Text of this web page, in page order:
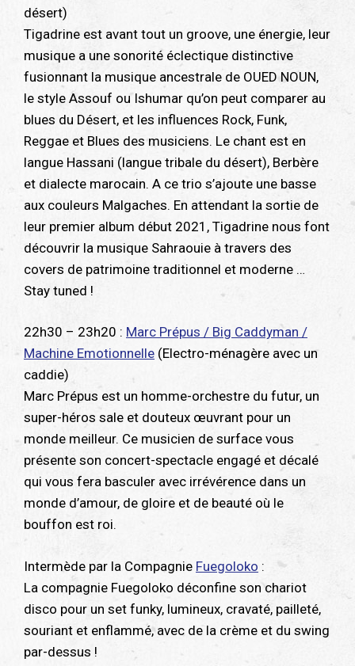
désert)
Tigadrine est avant tout un groove, une énergie, leur
musique a une sonorité éclectique distinctive
fusionnant la musique ancestrale de OUED NOUN,
le style Assouf ou Ishumar qu’on peut comparer au
blues du Désert, et les influences Rock, Funk,
Reggae et Blues des musiciens. Le chant est en
langue Hassani (langue tribale du désert), Berbère
et dialecte marocain. A ce trio s’ajoute une basse
aux couleurs Malgaches. En attendant la sortie de
leur premier album début 2021, Tigadrine nous font
découvrir la musique Sahraouie à travers des
covers de patrimoine traditionnel et moderne …
Stay tuned !
22h30 – 23h20 : Marc Prépus / Big Caddyman /
Machine Emotionnelle (Electro-ménagère avec un
caddie)
Marc Prépus est un homme-orchestre du futur, un
super-héros sale et douteux œuvrant pour un
monde meilleur. Ce musicien de surface vous
présente son concert-spectacle engagé et décalé
qui vous fera basculer avec irrévérence dans un
monde d’amour, de gloire et de beauté où le
bouffon est roi.
Intermède par la Compagnie Fuegoloko :
La compagnie Fuegoloko déconfine son chariot
disco pour un set funky, lumineux, cravaté, pailleté,
souriant et enflammé, avec de la crème et du swing
par-dessus !